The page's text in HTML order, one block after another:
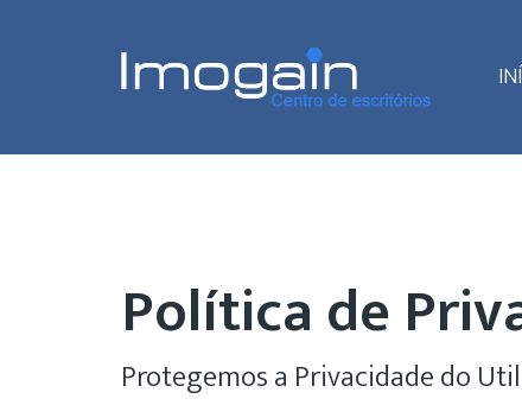
Política de
Protegemos a Privacidade do